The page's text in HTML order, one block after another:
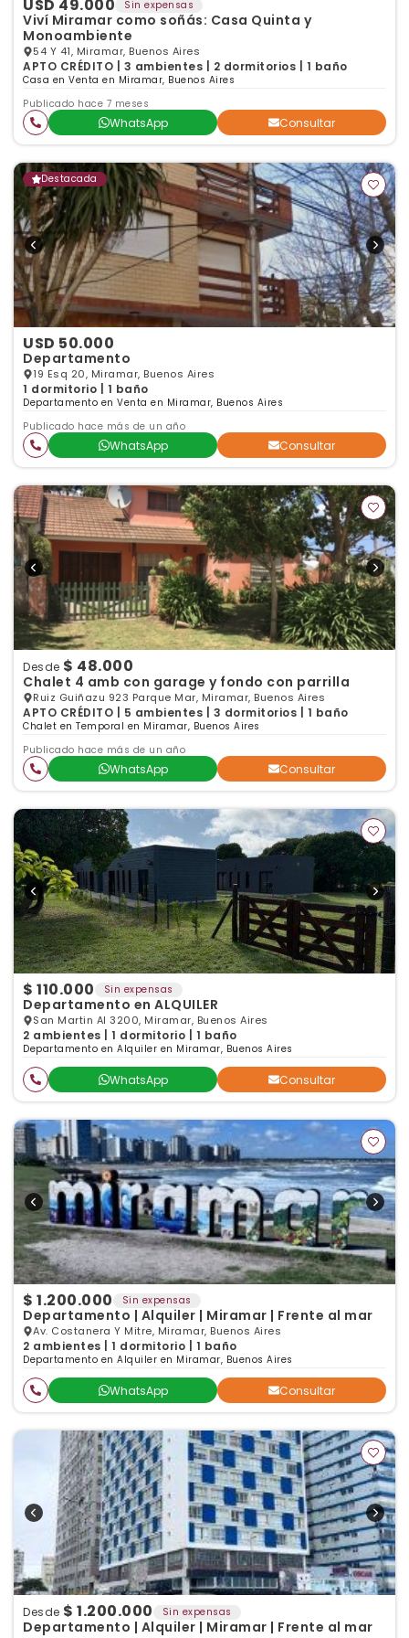
USD 49.000 Sin expensas
Viví Miramar como soñás: Casa Quinta y
Monoambiente
54 Y 41, Miramar, Buenos Aires
APTO CRÉDITO | 3 ambientes | 2 dormitorios | 1 baño
Casa en Venta en Miramar, Buenos Aires
Publicado hace 7 meses
WhatsApp Consultar
Destacada
USD 50.000
Departamento
19 Esq 20, Miramar, Buenos Aires
1 dormitorio | 1 baño
Departamento en Venta en Miramar, Buenos Aires
Publicado hace más de un año
WhatsApp Consultar
Desde $ 48.000
Chalet 4 amb con garage y fondo con parrilla
Ruiz Guiñazu 923 Parque Mar, Miramar, Buenos Aires
APTO CRÉDITO | 5 ambientes | 3 dormitorios | 1 baño
Chalet en Temporal en Miramar, Buenos Aires
Publicado hace más de un año
WhatsApp Consultar
$ 110.000 Sin expensas
Departamento en ALQUILER
San Martin Al 3200, Miramar, Buenos Aires
2 ambientes | 1 dormitorio | 1 baño
Departamento en Alquiler en Miramar, Buenos Aires
WhatsApp Consultar
$ 1.200.000 Sin expensas
Departamento | Alquiler | Miramar | Frente al mar
Av. Costanera Y Mitre, Miramar, Buenos Aires
2 ambientes | 1 dormitorio | 1 baño
Departamento en Alquiler en Miramar, Buenos Aires
WhatsApp Consultar
Desde $ 1.200.000 Sin expensas
Departamento | Alquiler | Miramar | Frente al mar